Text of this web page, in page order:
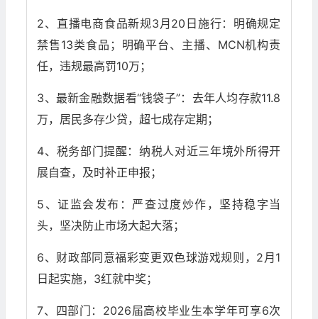
2、直播电商食品新规3月20日施行：明确规定
禁售13类食品；明确平台、主播、MCN机构责
任，违规最高罚10万；
3、最新金融数据看“钱袋子”：去年人均存款11.8
万，居民多存少贷，超七成存定期；
4、税务部门提醒：纳税人对近三年境外所得开
展自查，及时补正申报；
5、证监会发布：严查过度炒作，坚持稳字当
头，坚决防止市场大起大落；
6、财政部同意福彩变更双色球游戏规则，2月1
日起实施，3红就中奖；
7、四部门：2026届高校毕业生本学年可享6次